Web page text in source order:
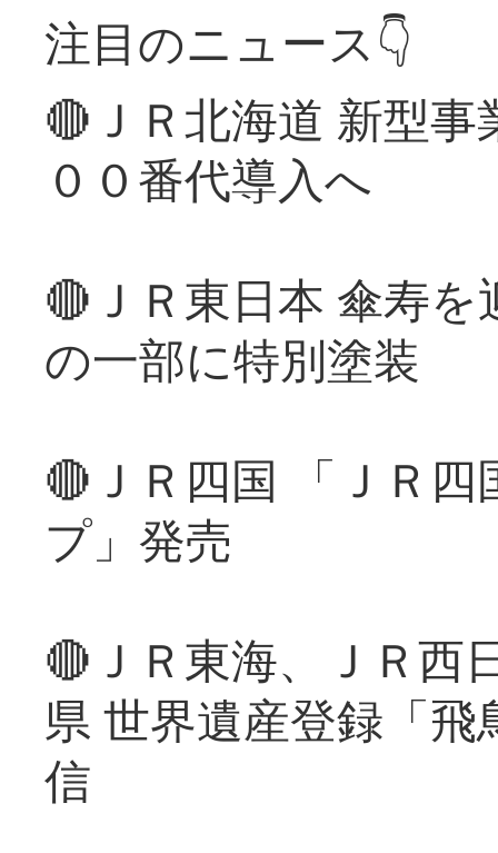
注目のニュース👇
🔴ＪＲ北海道 新型
００番代導入へ
🔴ＪＲ東日本 傘寿
の一部に特別塗装
🔴ＪＲ四国 「ＪＲ
プ」発売
🔴ＪＲ東海、ＪＲ西
県 世界遺産登録「
信